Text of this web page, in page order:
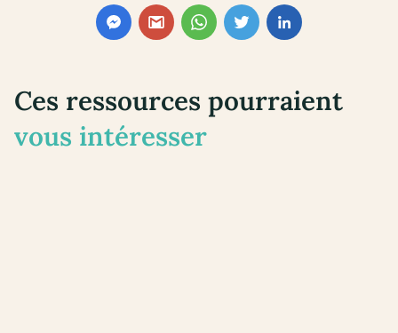
Ces ressources pourraient
vous intéresser